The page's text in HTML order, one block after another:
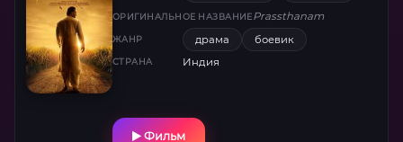
ОРИГИНАЛЬНОЕ НАЗВАНИЕPrassthanam
ЖАНР драма боевик
СТРАНА Индия
Фильм